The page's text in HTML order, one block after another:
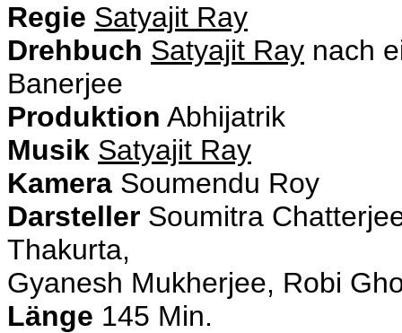
Regie Satyajit Ray
Drehbuch Satyajit Ray nach
Banerjee
Produktion Abhijatrik
Musik Satyajit Ray
Kamera Soumendu Roy
Darsteller Soumitra
Thakurta,
Gyanesh Mukherjee, Robi
Länge 145 Min.